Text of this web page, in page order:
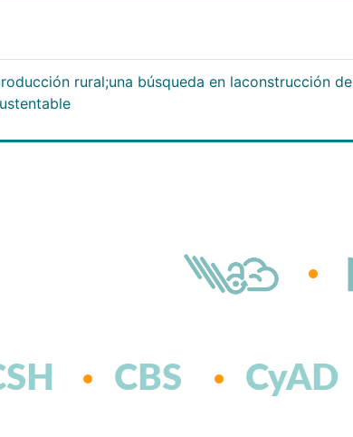
rural;una búsqueda en laconstrucción de
CBS CyAD